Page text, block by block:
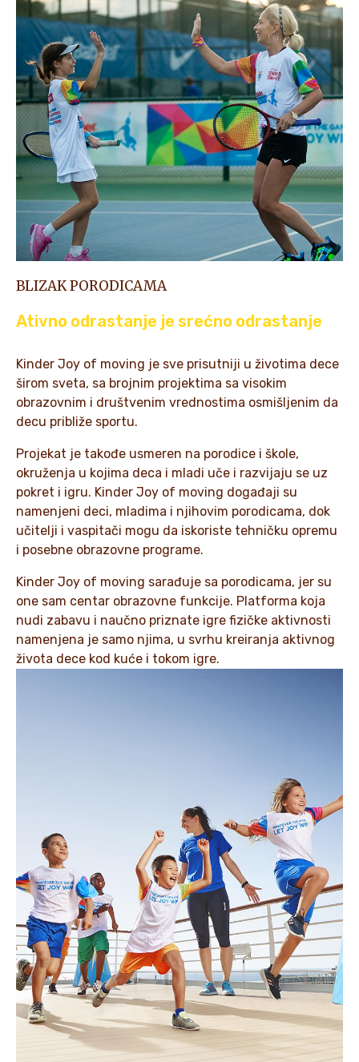
BLIZAK PORODICAMA
Ativno odrastanje je srećno odrastanje
Kinder Joy of moving je sve prisutniji u životima dece
širom sveta, sa brojnim projektima sa visokim
obrazovnim i društvenim vrednostima osmišljenim da
decu približe sportu.
Projekat je takođe usmeren na porodice i škole,
okruženja u kojima deca i mladi uče i razvijaju se uz
pokret i igru. Kinder Joy of moving događaji su
namenjeni deci, mladima i njihovim porodicama, dok
učitelji i vaspitači mogu da iskoriste tehničku opremu
i posebne obrazovne programe.
Kinder Joy of moving sarađuje sa porodicama, jer su
one sam centar obrazovne funkcije. Platforma koja
nudi zabavu i naučno priznate igre fizičke aktivnosti
namenjena je samo njima, u svrhu kreiranja aktivnog
života dece kod kuće i tokom igre.